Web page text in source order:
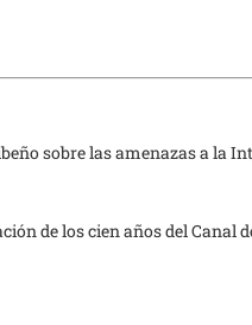
sobre las amenazas a la
de los cien años del Canal